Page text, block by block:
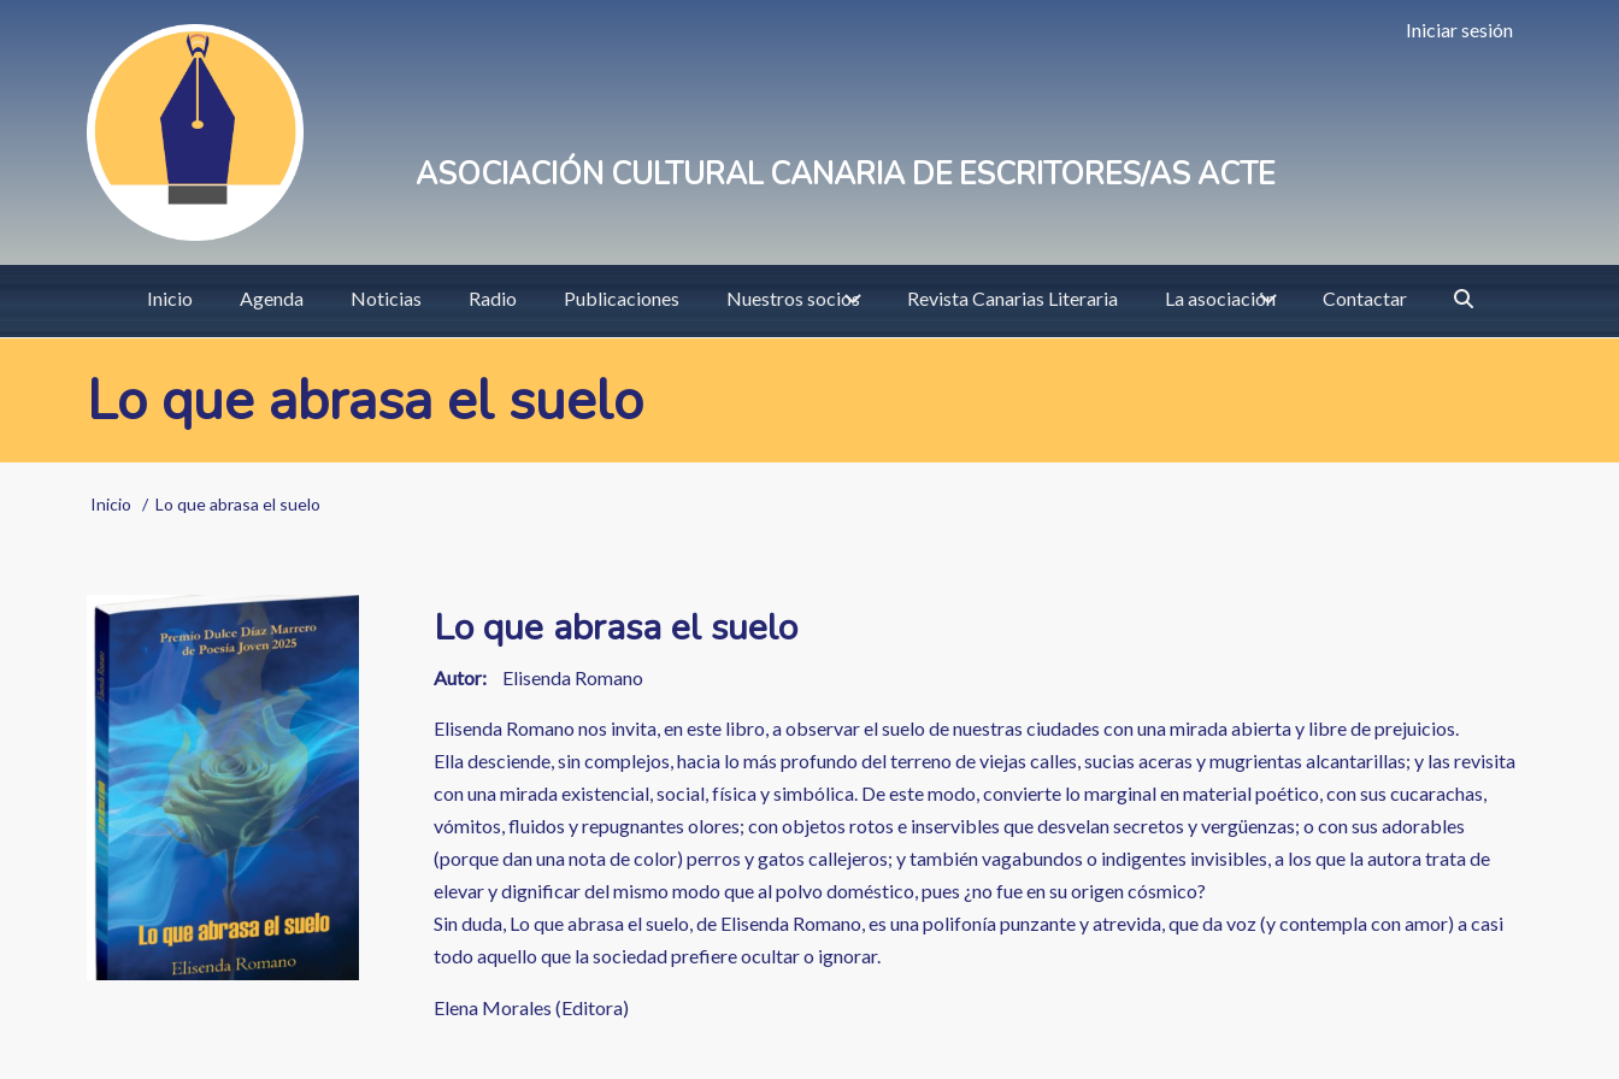
User
account
menu
Iniciar sesión
ASOCIACIÓN CULTURAL CANARIA DE ESCRITORES/AS ACTE
Main
navigation
Inicio Agenda Noticias Radio Publicaciones Nuestros socios Revista Canarias Literaria La asociación Contactar
Lo que abrasa el suelo
Sobrescribir
de
ayuda
a
la
navegación
Inicio Lo que abrasa el suelo
Image Lo que abrasa el suelo
Autor Elisenda Romano
Elisenda Romano nos invita, en este libro, a observar el suelo de nuestras ciudades con una mirada abierta y libre de prejuicios.
Ella desciende, sin complejos, hacia lo más profundo del terreno de viejas calles, sucias aceras y mugrientas alcantarillas; y las revisita
con una mirada existencial, social, física y simbólica. De este modo, convierte lo marginal en material poético, con sus cucarachas,
vómitos, fluidos y repugnantes olores; con objetos rotos e inservibles que desvelan secretos y vergüenzas; o con sus adorables
(porque dan una nota de color) perros y gatos callejeros; y también vagabundos o indigentes invisibles, a los que la autora trata de
elevar y dignificar del mismo modo que al polvo doméstico, pues ¿no fue en su origen cósmico?
Sin duda, Lo que abrasa el suelo, de Elisenda Romano, es una polifonía punzante y atrevida, que da voz (y contempla con amor) a casi
todo aquello que la sociedad prefiere ocultar o ignorar.
Elena Morales (Editora)